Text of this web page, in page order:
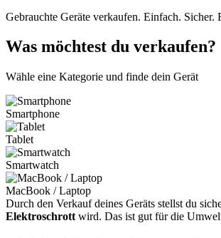
Gebrauchte Geräte verkaufen. Einfach. Sicher.
Was möchtest du verkaufen?
Wähle eine Kategorie und finde dein Gerät
Smartphone
Tablet
Smartwatch
MacBook / Laptop
Durch den Verkauf deines Geräts stellst du
Elektroschrott wird. Das ist gut für die